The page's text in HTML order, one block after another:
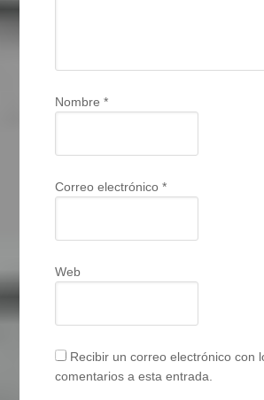
Nombre*
Correo electrónico*
Web
Recibir un correo electrónico con
comentarios a esta entrada.